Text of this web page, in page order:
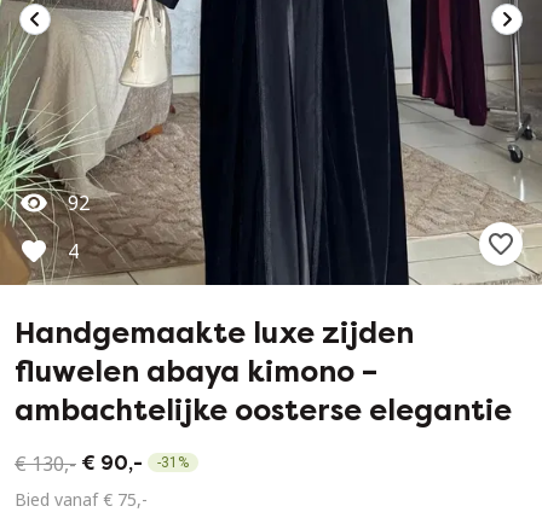
92
4
Handgemaakte luxe zijden
fluwelen abaya kimono –
ambachtelijke oosterse elegantie
€ 130,- € 90,- -31 %
Bied vanaf € 75,-